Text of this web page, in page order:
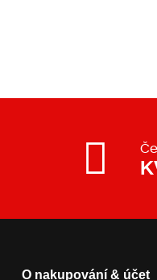
O nakupování & účet